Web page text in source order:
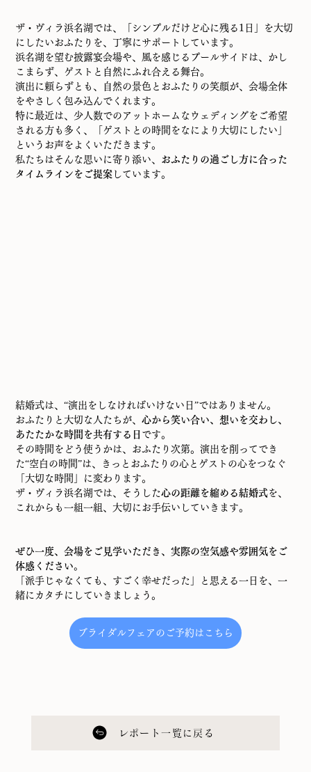
レポート一覧に戻る
ザ・ヴィラ浜名湖では、「シンプルだけど心に残る1日」を大切
にしたいおふたりを、丁寧にサポートしています。
浜名湖を望む披露宴会場や、風を感じるプールサイドは、かし
こまらず、ゲストと自然にふれ合える舞台。
演出に頼らずとも、自然の景色とおふたりの笑顔が、会場全体
をやさしく包み込んでくれます。
特に最近は、少人数でのアットホームなウェディングをご希望
される方も多く、「ゲストとの時間をなにより大切にしたい」
というお声をよくいただきます。
私たちはそんな思いに寄り添い、 おふたりの過ごし方に合った
タイムラインをご提案 しています。
結婚式は、“演出をしなければいけない日”ではありません。
おふたりと大切な人たちが、心から笑い合い、想いを交わし、
あたたかな時間を共有する日 です。
その時間をどう使うかは、おふたり次第。演出を削ってでき
た“空白の時間”は、きっとおふたりの心とゲストの心をつなぐ
「大切な時間」に変わります。
ザ・ヴィラ浜名湖では、そうした心の距離を縮める結婚式を、
これからも一組一組、大切にお手伝いしていきます。
ぜひ一度、会場をご見学いただき、実際の空気感や雰囲気をご
体感ください。
「派手じゃなくても、すごく幸せだった」と思える一日を、一
緒にカタチにしていきましょう。
ブライダルフェアのご予約はこちら